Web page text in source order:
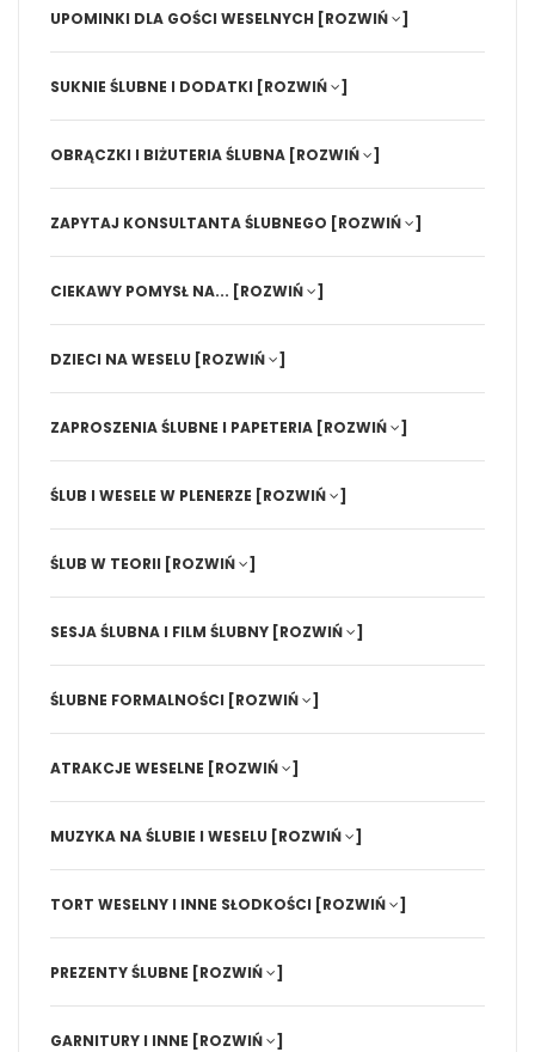
UPOMINKI DLA GOŚCI WESELNYCH [ROZWIŃ ]
SUKNIE ŚLUBNE I DODATKI [ROZWIŃ ]
OBRĄCZKI I BIŻUTERIA ŚLUBNA [ROZWIŃ ]
ZAPYTAJ KONSULTANTA ŚLUBNEGO [ROZWIŃ ]
CIEKAWY POMYSŁ NA... [ROZWIŃ ]
DZIECI NA WESELU [ROZWIŃ ]
ZAPROSZENIA ŚLUBNE I PAPETERIA [ROZWIŃ ]
ŚLUB I WESELE W PLENERZE [ROZWIŃ ]
ŚLUB W TEORII [ROZWIŃ ]
SESJA ŚLUBNA I FILM ŚLUBNY [ROZWIŃ ]
ŚLUBNE FORMALNOŚCI [ROZWIŃ ]
ATRAKCJE WESELNE [ROZWIŃ ]
MUZYKA NA ŚLUBIE I WESELU [ROZWIŃ ]
TORT WESELNY I INNE SŁODKOŚCI [ROZWIŃ ]
PREZENTY ŚLUBNE [ROZWIŃ ]
GARNITURY I INNE [ROZWIŃ ]